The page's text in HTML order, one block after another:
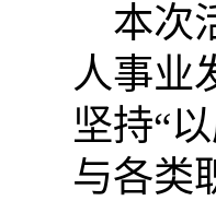
本次
人事业
坚持“
与各类